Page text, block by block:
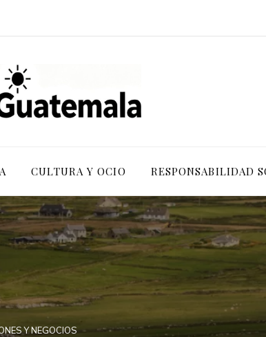
CULTURA Y OCIO RESPONSABILIDAD
Y NEGOCIOS